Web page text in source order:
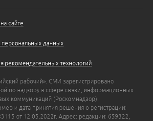
сайте
персональных данных
рекомендательных технологий
рабочий». СМИ зарегистрировано
по надзору в сфере связи, информационных
коммуникаций (Роскомнадзор).
и дата принятия решения о регистрации:
от 12.05.2022г. Адрес: редакции: 659322,